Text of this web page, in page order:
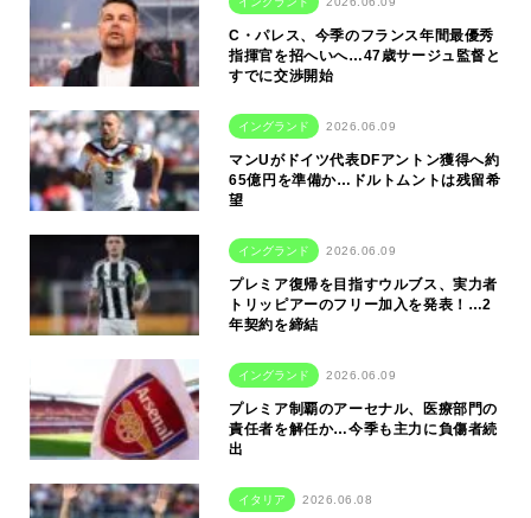
C・パレス、今季のフランス年間最優秀
指揮官を招へいへ…47歳サージュ監督と
すでに交渉開始
イングランド 2026.06.09
マンUがドイツ代表DFアントン獲得へ約
65億円を準備か…ドルトムントは残留希
望
イングランド 2026.06.09
プレミア復帰を目指すウルブス、実力者
トリッピアーのフリー加入を発表！…2
年契約を締結
イングランド 2026.06.09
プレミア制覇のアーセナル、医療部門の
責任者を解任か…今季も主力に負傷者続
出
イタリア 2026.06.08